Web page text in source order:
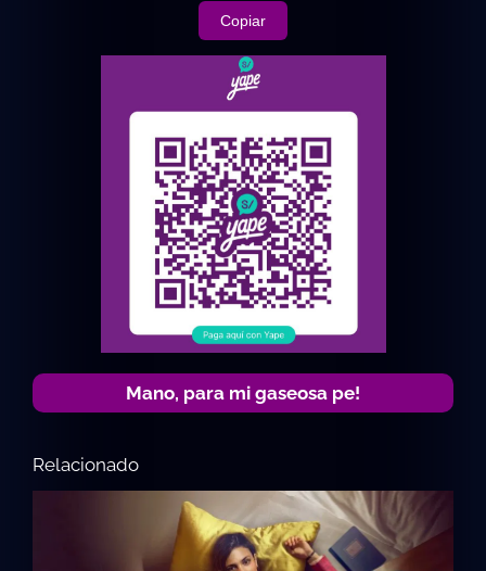
Copiar
Mano, para mi gaseosa pe!
Relacionado